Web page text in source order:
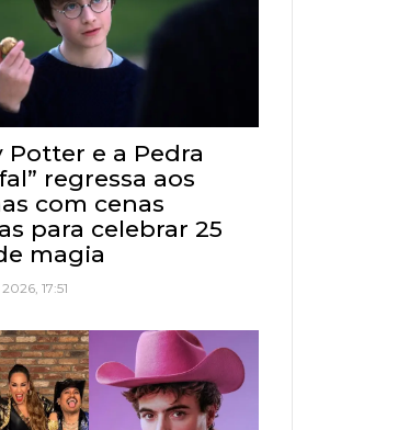
Potter e a Pedra
regressa aos
com cenas
para celebrar 25
magia
17:51